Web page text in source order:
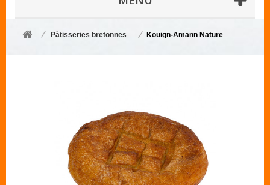
Pâtisseries bretonnes Kouign-Amann Nature